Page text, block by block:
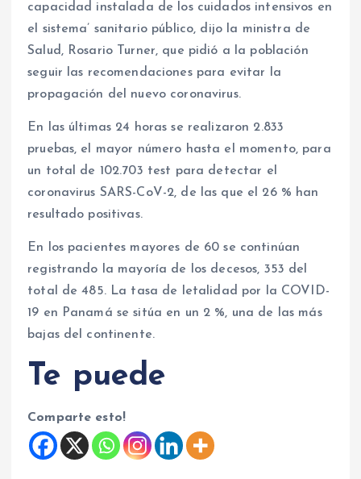
capacidad instalada de los cuidados intensivos en
el sistema’ sanitario público, dijo la ministra de
Salud, Rosario Turner, que pidió a la población
seguir las recomendaciones para evitar la
propagación del nuevo coronavirus.
En las últimas 24 horas se realizaron 2.833
pruebas, el mayor número hasta el momento, para
un total de 102.703 test para detectar el
coronavirus SARS-CoV-2, de las que el 26 % han
resultado positivas.
En los pacientes mayores de 60 se continúan
registrando la mayoría de los decesos, 353 del
total de 485. La tasa de letalidad por la COVID-
19 en Panamá se sitúa en un 2 %, una de las más
bajas del continente.
Te puede
Comparte esto!